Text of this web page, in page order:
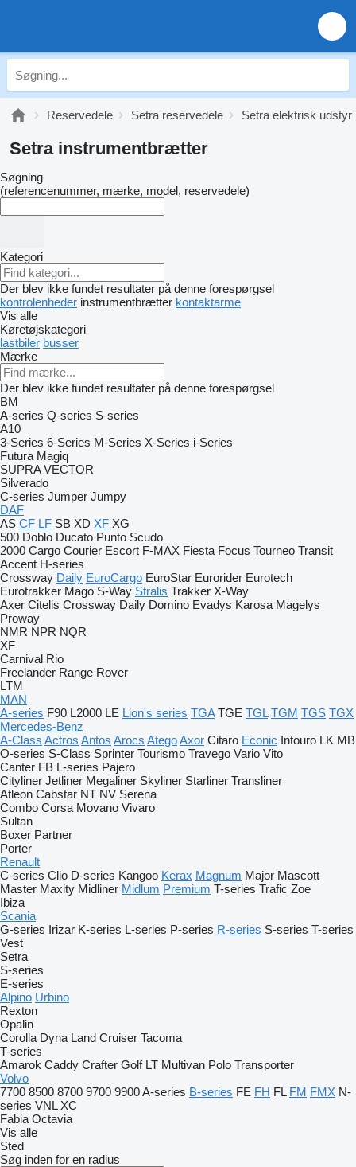
Reservedele Setra reservedele Setra elektrisk udstyr
Setra instrumentbrætter
Søgning
(referencenummer, mærke, model, reservedele)
Kategori
Der blev ikke fundet resultater på denne forespørgsel
kontrolenheder instrumentbrætter kontaktarme
Vis alle
Køretøjskategori
lastbiler busser
Mærke
Der blev ikke fundet resultater på denne forespørgsel
BM
A-series Q-series S-series
A10
3-Series 6-Series M-Series X-Series i-Series
Futura Magiq
SUPRA VECTOR
Silverado
C-series Jumper Jumpy
DAF
AS CF LF SB XD XF XG
500 Doblo Ducato Punto Scudo
2000 Cargo Courier Escort F-MAX Fiesta Focus Tourneo Transit
Accent H-series
Crossway Daily EuroCargo EuroStar Eurorider Eurotech
Eurotrakker Mago S-Way Stralis Trakker X-Way
Axer Citelis Crossway Daily Domino Evadys Karosa Magelys
Proway
NMR NPR NQR
XF
Carnival Rio
Freelander Range Rover
LTM
MAN
A-series F90 L2000 LE Lion's series TGA TGE TGL TGM TGS TGX
Mercedes-Benz
A-Class Actros Antos Arocs AtegoAxor Citaro Econic Intouro LK MB
O-series S-Class Sprinter Tourismo Travego Vario Vito
Canter FB L-series Pajero
Cityliner Jetliner Megaliner Skyliner Starliner Transliner
Atleon Cabstar NT NV Serena
Combo Corsa Movano Vivaro
Sultan
Boxer Partner
Porter
Renault
C-series Clio D-series Kangoo Kerax Magnum Major Mascott
Master Maxity Midliner Midlum Premium T-series Trafic Zoe
Ibiza
Scania
G-series Irizar K-series L-series P-series R-series S-series T-series
Vest
Setra
S-series
E-series
Alpino Urbino
Rexton
Opalin
Corolla Dyna Land Cruiser Tacoma
T-series
Amarok Caddy Crafter Golf LT Multivan Polo Transporter
Volvo
7700 8500 8700 9700 9900A-series B-series FE FH FL FM FMX N-
series VNL XC
Fabia Octavia
Vis alle
Sted
Søg inden for en radius